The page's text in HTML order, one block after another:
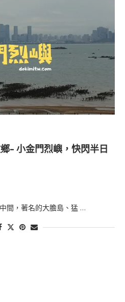
- 小金門烈嶼，快閃半日
間，著名的大膽島、猛 …